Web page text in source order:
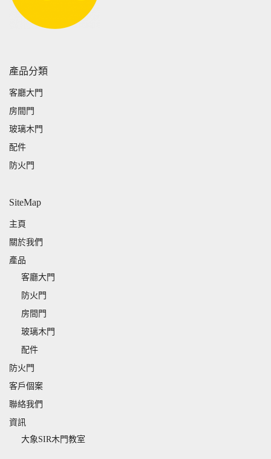
產品分類
客廳大門
房間門
玻璃木門
配件
防火門
SiteMap
主頁
關於我們
產品
客廳大門
防火門
房間門
玻璃木門
配件
防火門
客戶個案
聯絡我們
資訊
大象SIR木門教室